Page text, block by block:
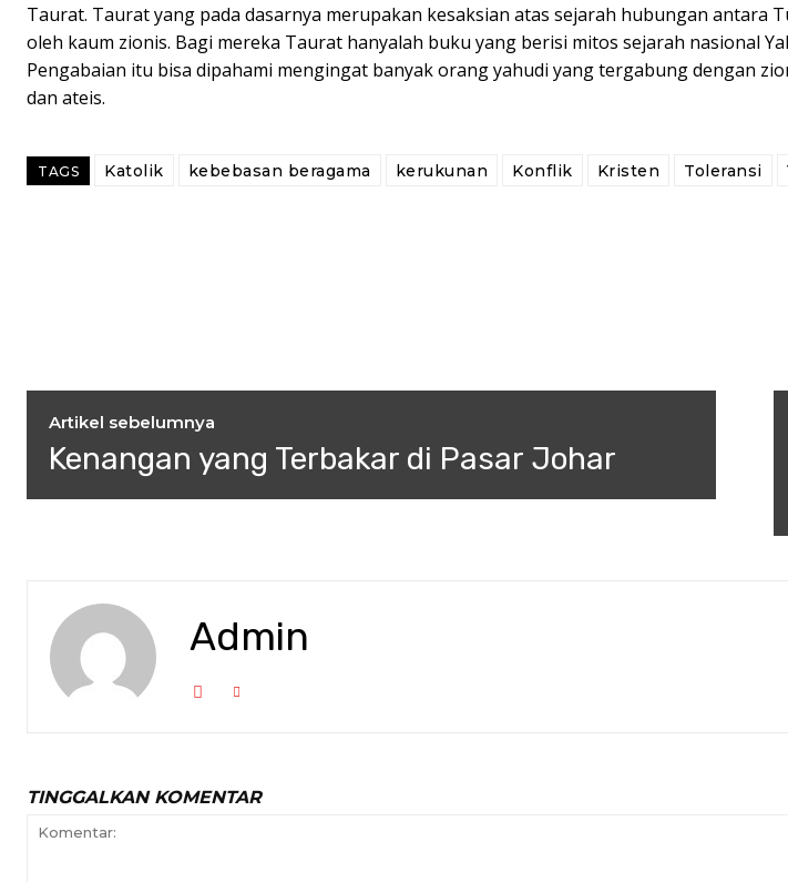
Taurat. Taurat yang pada dasarnya merupakan kesaksian atas sejarah hubungan antara
oleh kaum zionis. Bagi mereka Taurat hanyalah buku yang berisi mitos sejarah nasional
Pengabaian itu bisa dipahami mengingat banyak orang yahudi yang tergabung dengan
dan ateis.
TAGS Katolik kebebasan beragama kerukunan Konflik Kristen Toleransi
Artikel sebelumnya
Kenangan yang Terbakar di Pasar Johar
Admin
TINGGALKAN KOMENTAR